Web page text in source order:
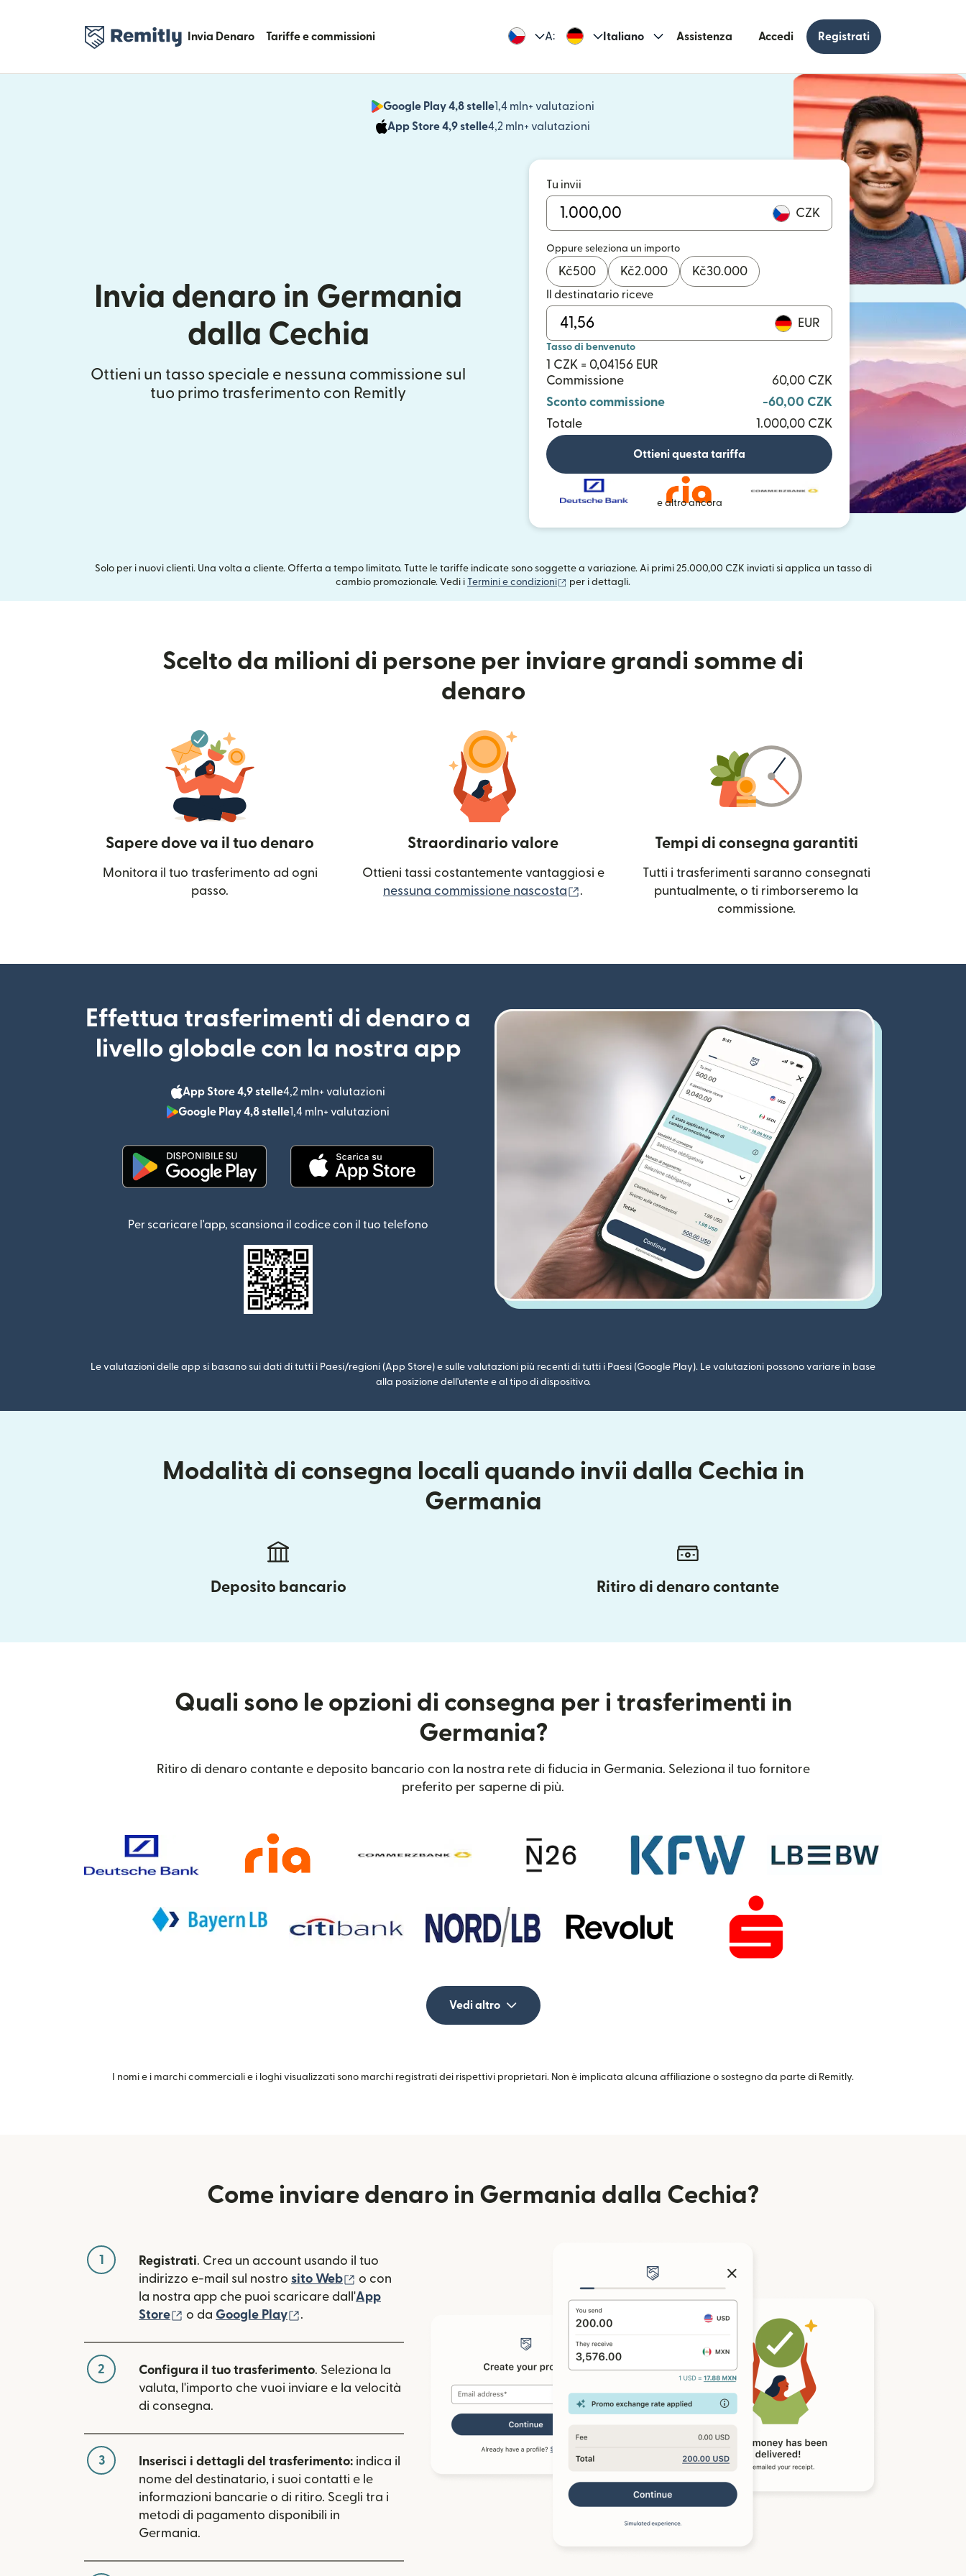
Invia Denaro Tariffe e commissioni A: Italiano Assistenza Accedi Registrati
Google Play 4,8 stelle1,4 mln+ valutazioni
App Store 4,9 stelle4,2 mln+ valutazioni
Invia denaro in Germania
dalla Cechia
Ottieni un tasso speciale e nessuna commissione sul
tuo primo trasferimento con Remitly
Tu invii
CZK
Oppure seleziona un importo
Kč500 Kč2.000 Kč30.000
Il destinatario riceve
EUR
Tasso di benvenuto
1 CZK = 0,04156 EUR
Commissione
60,00 CZK
Sconto commissione
-60,00 CZK
Totale
1.000,00 CZK
Ottieni questa tariffa
e altro ancora
Solo per i nuovi clienti. Una volta a cliente. Offerta a tempo limitato. Tutte le tariffe indicate sono soggette a variazione. Ai primi 25.000,00 CZK inviati si applica un tasso di
cambio promozionale. Vedi i Termini e condizioni (si apre in una nuova finestra)
per i dettagli.
Scelto da milioni di persone per inviare grandi somme di
denaro
Sapere dove va il tuo denaro
Monitora il tuo trasferimento ad ogni
passo.
Straordinario valore
Ottieni tassi costantemente vantaggiosi e
nessuna commissione nascosta
(si apre in una nuova finestra)
.
Tempi di consegna garantiti
Tutti i trasferimenti saranno consegnati
puntualmente, o ti rimborseremo la
commissione.
Effettua trasferimenti di denaro a
livello globale con la nostra app
App Store 4,9 stelle4,2 mln+ valutazioni
Google Play 4,8 stelle1,4 mln+ valutazioni
Per scaricare l'app, scansiona il codice con il tuo telefono
Le valutazioni delle app si basano sui dati di tutti i Paesi/regioni (App Store) e sulle valutazioni più recenti di tutti i Paesi (Google Play). Le valutazioni possono variare in base
alla posizione dell'utente e al tipo di dispositivo.
Modalità di consegna locali quando invii dalla Cechia in
Germania
Deposito bancario Ritiro di denaro contante
Quali sono le opzioni di consegna per i trasferimenti in
Germania?
Ritiro di denaro contante e deposito bancario con la nostra rete di fiducia in Germania. Seleziona il tuo fornitore
preferito per saperne di più.
Vedi altro
I nomi e i marchi commerciali e i loghi visualizzati sono marchi registrati dei rispettivi proprietari. Non è implicata alcuna affiliazione o sostegno da parte di Remitly.
Come inviare denaro in Germania dalla Cechia?
1 Registrati. Crea un account usando il tuo
indirizzo e-mail sul nostro sito Web (si apre in una nuova finestra)
o con
la nostra app che puoi scaricare dall'App
Store
(si apre in una nuova finestra)
o da Google Play .
2 Configura il tuo trasferimento. Seleziona la
valuta, l'importo che vuoi inviare e la velocità
di consegna.
3 Inserisci i dettagli del trasferimento: indica il
nome del destinatario, i suoi contatti e le
informazioni bancarie o di ritiro. Scegli tra i
metodi di pagamento disponibili in
Germania.